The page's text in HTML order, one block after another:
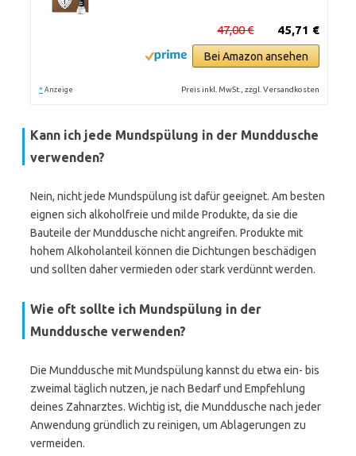
45,71 €
47,00 €
Bei Amazon ansehen
* Anzeige Preis inkl. MwSt., zzgl. Versandkosten
Kann ich jede Mundspülung in der Munddusche
verwenden?
Nein, nicht jede Mundspülung ist dafür geeignet. Am besten
eignen sich alkoholfreie und milde Produkte, da sie die
Bauteile der Munddusche nicht angreifen. Produkte mit
hohem Alkoholanteil können die Dichtungen beschädigen
und sollten daher vermieden oder stark verdünnt werden.
Wie oft sollte ich Mundspülung in der
Munddusche verwenden?
Die Munddusche mit Mundspülung kannst du etwa ein- bis
zweimal täglich nutzen, je nach Bedarf und Empfehlung
deines Zahnarztes. Wichtig ist, die Munddusche nach jeder
Anwendung gründlich zu reinigen, um Ablagerungen zu
vermeiden.